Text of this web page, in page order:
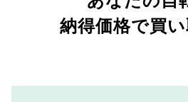
納得価格で買